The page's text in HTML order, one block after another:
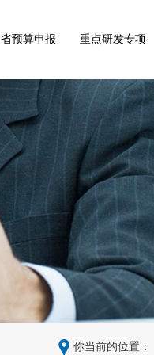
省预算申报 重点研发专项
你当前的位置：